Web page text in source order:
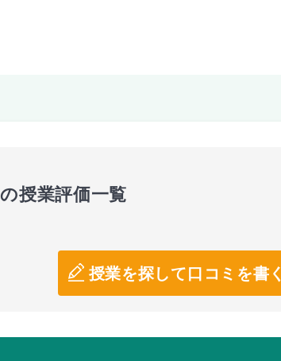
授業評価一覧
授業を探して口コミを書く